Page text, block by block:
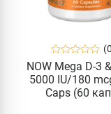
NOW Mega D-3
5000 IU/180
Caps (60